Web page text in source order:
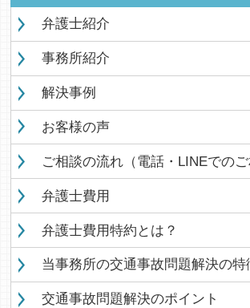
弁護士紹介
事務所紹介
解決事例
お客様の声
ご相談の流れ（電話・LINEでのご
弁護士費用
弁護士費用特約とは？
当事務所の交通事故問題解決の特
交通事故問題解決のポイント